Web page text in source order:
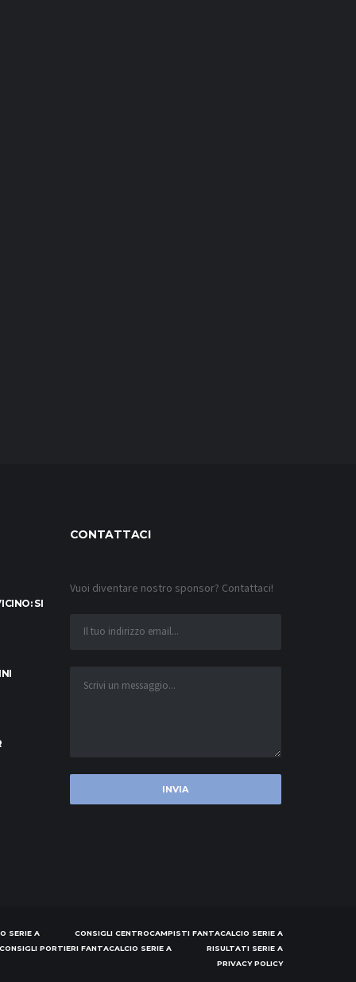
SI
CONTATTACI
Vuoi diventare nostro sponsor? Contattaci!
SERIE A
CONSIGLI CENTROCAMPISTI FANTACALCIO SERIE A
CONSIGLI PORTIERI FANTACALCIO SERIE A
RISULTATI SERIE A
PRIVACY POLICY